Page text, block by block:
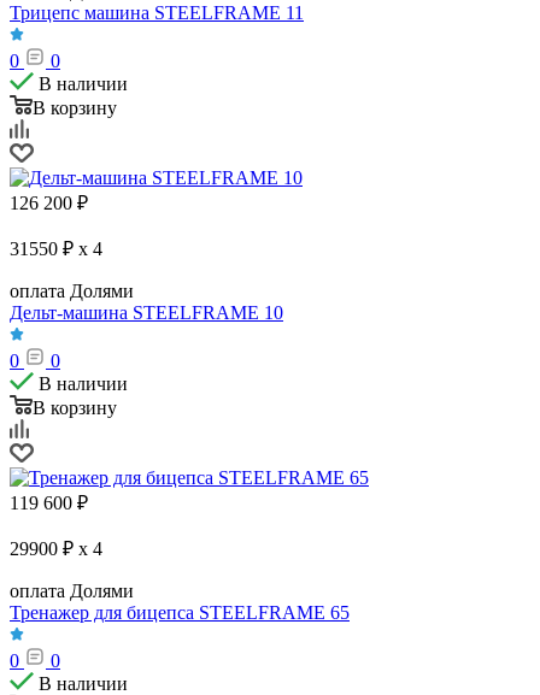
Трицепс машина STEELFRAME 11
0
0
В наличии
В корзину
126 200 ₽
31550 ₽ x 4
оплата Долями
Дельт-машина STEELFRAME 10
0
0
В наличии
В корзину
119 600 ₽
29900 ₽ x 4
оплата Долями
Тренажер для бицепса STEELFRAME 65
0
0
В наличии